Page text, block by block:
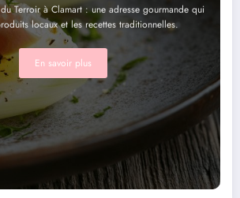
Terroir à Clamart : une adresse gourmande qui
locaux et les recettes traditionnelles.
En savoir plus